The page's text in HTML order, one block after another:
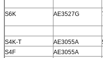
S6K AE3527G
S4K-T
AE3055A
S4F
AE3055A